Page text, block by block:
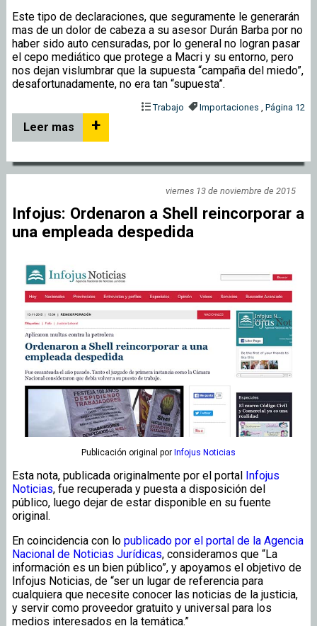
Este tipo de declaraciones, que seguramente le generarán
mas de un dolor de cabeza a su asesor Durán Barba por no
haber sido auto censuradas, por lo general no logran pasar
el cepo mediático que protege a Macri y su entorno, pero
nos dejan vislumbrar que la supuesta “campaña del miedo”,
desafortunadamente, no era tan “supuesta”.
Importaciones , Página 12
Trabajo
Leer mas +
viernes 13 de noviembre de 2015
Infojus: Ordenaron a Shell reincorporar a
una empleada despedida
Publicación original por Infojus Noticias
Esta nota, publicada originalmente por el portal Infojus
Noticias, fue recuperada y puesta a disposición del
público, luego dejar de estar disponible en su fuente
original.
En coincidencia con lo publicado por el portal de la Agencia
Nacional de Noticias Jurídicas, consideramos que “La
información es un bien público”, y apoyamos el objetivo de
Infojus Noticias, de “ser un lugar de referencia para
cualquiera que necesite conocer las noticias de la justicia,
y servir como proveedor gratuito y universal para los
medios interesados en la temática.”